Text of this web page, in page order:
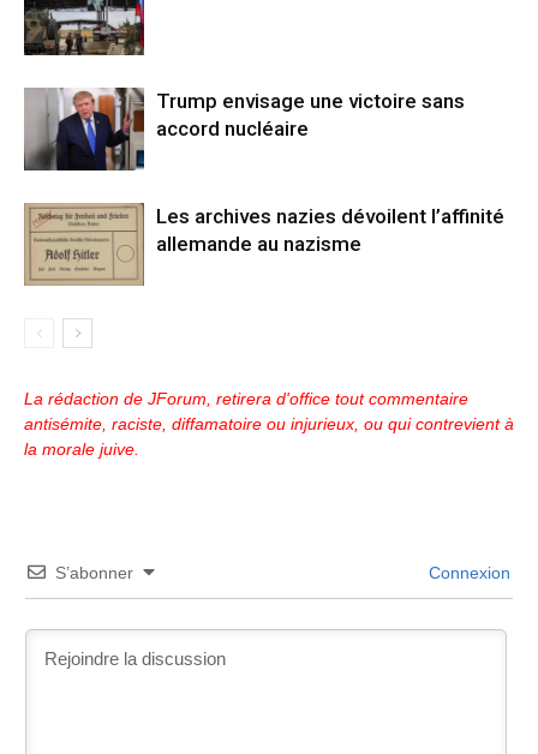
Trump envisage une victoire sans
accord nucléaire
Les archives nazies dévoilent l’affinité
allemande au nazisme
La rédaction de JForum, retirera d'office tout commentaire
antisémite, raciste, diffamatoire ou injurieux, ou qui contrevient à
la morale juive.
S’abonner Connexion